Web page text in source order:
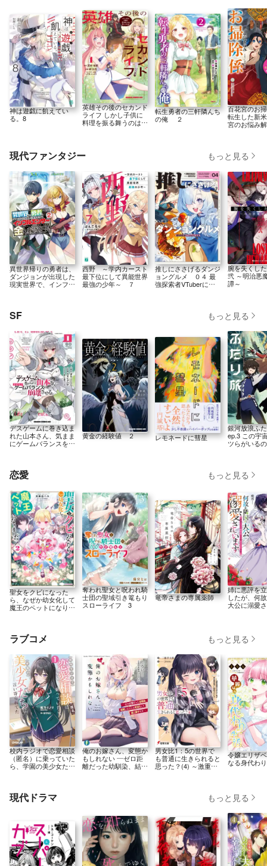
神は遊戯に飢えてい
る。8
英雄その後のセカンド
ライフ しかし子供に
料理を振る舞うのは楽
転生勇者の三軒隣んち
の俺 ２
百花宮のお
転生した新
宮のお悩み
現代ファンタジー もっと見る
異世界帰りの勇者は、
ダンジョンが出現した
現実世界で、インフル
西野 ～学内カースト
最下位にして異能世界
最強の少年～ ７
推しにささげるダンジ
ョングルメ ０４ 最
強探索者VTuberにな
腕を失くし
弐 ～明治悪
譚～
SF もっと見る
デスゲームに巻き込ま
れた山本さん、気まま
にゲームバランスを崩
黄金の経験値 ２ レモネードに彗星
銀河放浪ふ
ep.3 この宇
ツらがいる
恋愛 もっと見る
聖女をクビになった
ら、なぜか幼女化して
魔王のペットになりま
した。２
奪われ聖女と呪われ騎
士団の聖域引き篭もり
スローライフ 3
竜帝さまの専属薬師
姉に悪評を
したが、何
大公に溺愛
ラブコメ もっと見る
校内ラジオで恋愛相談
（匿名）に乗っていた
ら、学園の美少女たち
俺のお嫁さん、変態か
もしれない ―ゼロ距
離だった幼馴染、結婚
男女比1：5の世界で
も普通に生きられると
思った？(4) ～激重感
令嬢エリザ
なる身代わ
現代ドラマ もっと見る